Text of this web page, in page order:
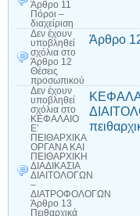
Άρθρο 11
Πόροι –
διαχείριση
Δεν έχουν
υποβληθεί
σχόλια στο
Άρθρο 12
Θέσεις
προσωπικού
Άρθρο
Δεν έχουν
υποβληθεί
σχόλια στο
ΚΕΦΑΛΑΙΟ
Ε’
ΠΕΙΘΑΡΧΙΚΑ
ΟΡΓΑΝΑ ΚΑΙ
ΠΕΙΘΑΡΧΙΚΗ
ΔΙΑΔΙΚΑΣΙΑ
ΔΙΑΙΤΟΛΟΓΩΝ
–
ΔΙΑΤΡΟΦΟΛΟΓΩΝ
Άρθρο 13
Πειθαρχικά